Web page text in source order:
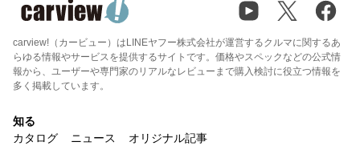
carview!（カービュー）はLINEヤフー株式会社が運営するクルマに関するあ
らゆる情報やサービスを提供するサイトです。価格やスペックなどの公式情
報から、ユーザーや専門家のリアルなレビューまで購入検討に役立つ情報を
多く掲載しています。
知る
カタログ
ニュース オリジナル記事